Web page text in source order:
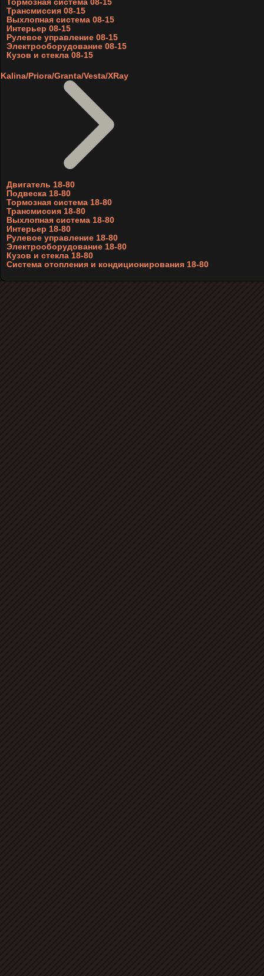
Трансмиссия 08-15
Выхлопная система 08-15
Интерьер 08-15
Рулевое управление 08-15
Электрооборудование 08-15
Кузов и стекла 08-15
Kalina/Priora/Granta/Vesta/XRay
Двигатель 18-80
Подвеска 18-80
Тормозная система 18-80
Трансмиссия 18-80
Выхлопная система 18-80
Интерьер 18-80
Рулевое управление 18-80
Электрооборудование 18-80
Кузов и стекла 18-80
Система отопления и кондиционирования 18-80